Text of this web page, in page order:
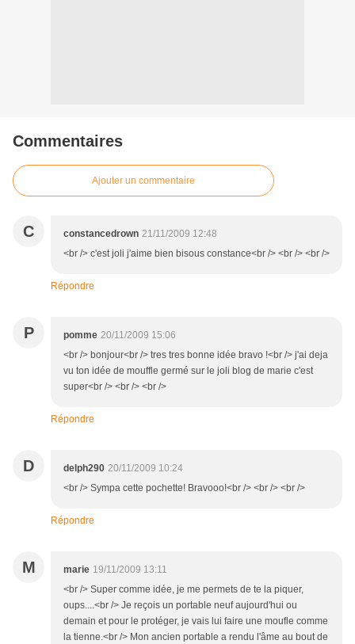
Commentaires
Ajouter un commentaire
C constancedrown 21/11/2009 12:48
<br /> c'est joli j'aime bien bisous constance<br /> <br /> <br />
Répondre
P pomme 20/11/2009 15:06
<br /> bonjour<br /> tres tres bonne idée bravo !<br /> j'ai deja
vu ton idée de mouffle germé sur le joli blog de marie c'est
super<br /> <br /> <br />
Répondre
D delph290 20/11/2009 10:24
<br /> Sympa cette pochette! Bravooo!<br /> <br /> <br />
Répondre
M marie 19/11/2009 13:11
<br /> Super comme idée, je me permets de te la piquer,
oups....<br /> Je reçois un portable neuf aujourd'hui ou
demain et pour le protéger, je vais lui faire une moufle comme
la tienne.<br /> Mon ancien portable a rendu l'âme au bout de